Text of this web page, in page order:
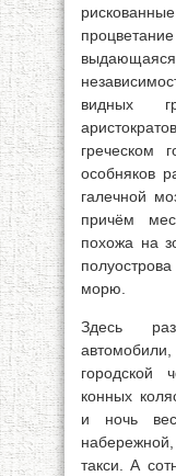
видных
греческом
особняков
галечной
причём
похожа на
морю.
Здесь
автомобили,
городской
конных
и ночь
такси. А